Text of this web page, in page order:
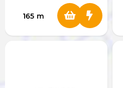
MicroSD
165 m